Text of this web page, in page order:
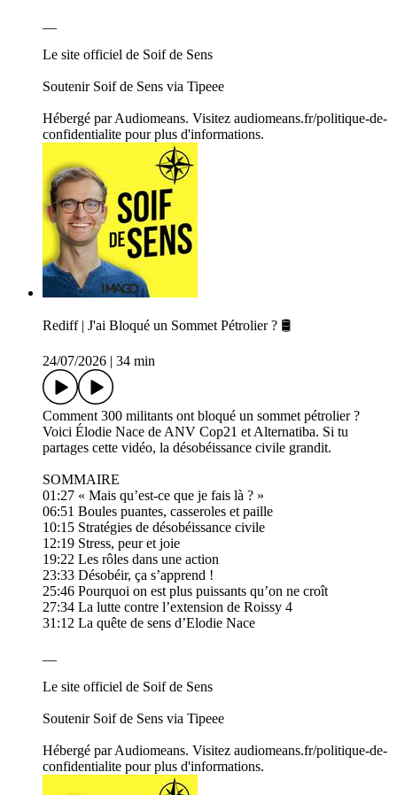
Le site officiel de Soif de Sens
Soutenir Soif de Sens via Tipeee
Hébergé par Audiomeans. Visitez audiomeans.fr/politique-de-
confidentialite pour plus d'informations.
Rediff | J'ai Bloqué un Sommet Pétrolier ? 🛢
24/07/2026 34 min
Comment 300 militants ont bloqué un sommet pétrolier ?
Voici Élodie Nace de ANV Cop21 et Alternatiba. Si tu
partages cette vidéo, la désobéissance civile grandit.
SOMMAIRE
01:27 « Mais qu’est-ce que je fais là ? »
06:51 Boules puantes, casseroles et paille
10:15 Stratégies de désobéissance civile
12:19 Stress, peur et joie
19:22 Les rôles dans une action
23:33 Désobéir, ça s’apprend !
25:46 Pourquoi on est plus puissants qu’on ne croît
27:34 La lutte contre l’extension de Roissy 4
31:12 La quête de sens d’Elodie Nace
Le site officiel de Soif de Sens
Soutenir Soif de Sens via Tipeee
Hébergé par Audiomeans. Visitez audiomeans.fr/politique-de-
confidentialite pour plus d'informations.